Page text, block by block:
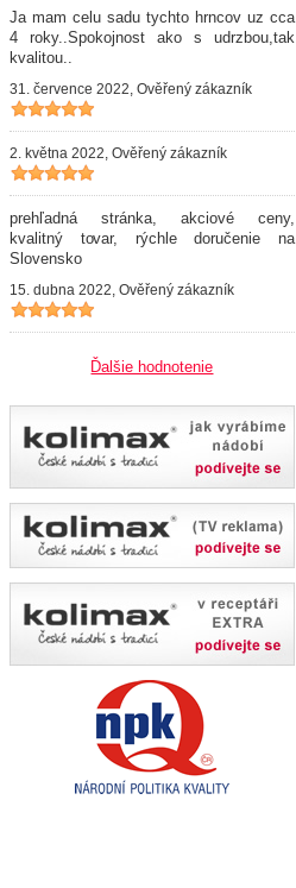
Ja mam celu sadu tychto hrncov uz cca
4 roky..Spokojnost ako s udrzbou,tak
kvalitou..
31. července 2022, Ověřený zákazník
2. května 2022, Ověřený zákazník
prehľadná stránka, akciové ceny,
kvalitný tovar, rýchle doručenie na
Slovensko
15. dubna 2022, Ověřený zákazník
Ďalšie hodnotenie